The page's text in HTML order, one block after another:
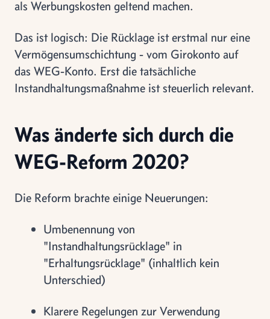
als Werbungskosten geltend machen.
Das ist logisch: Die Rücklage ist erstmal nur eine
Vermögensumschichtung - vom Girokonto auf
das WEG-Konto. Erst die tatsächliche
Instandhaltungsmaßnahme ist steuerlich relevant.
Was änderte sich durch die
WEG-Reform 2020?
Die Reform brachte einige Neuerungen:
Umbenennung von
"Instandhaltungsrücklage" in
"Erhaltungsrücklage" (inhaltlich kein
Unterschied)
Klarere Regelungen zur Verwendung